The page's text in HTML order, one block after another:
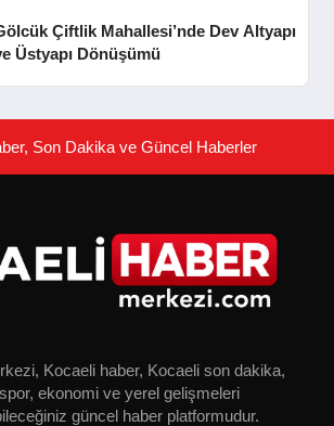
Çiftlik Mahallesi’nde Dev Altyapı
Üstyapı Dönüşümü
Son Dakika ve Güncel Haberler
Kocaeli haber, Kocaeli son dakika,
ekonomi ve yerel gelişmeleri
güncel haber platformudur.